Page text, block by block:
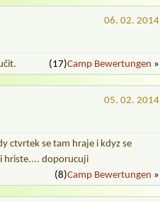
06. 02. 2014
(17)Camp Bewertungen »
05. 02. 2014
ctvrtek se tam hraje i kdyz se
hriste.... doporucuji
(8)Camp Bewertungen »